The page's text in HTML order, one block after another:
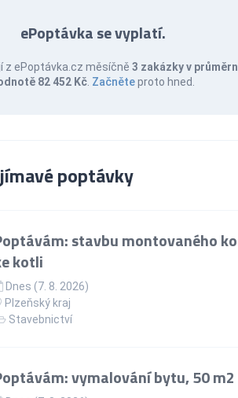
ePoptávka se vyplatí.
z ePoptávka.cz měsíčně 3 zakázky v
82 452 Kč Začněteproto hned.
poptávky
stavbu montovaného
kotli
Dnes (7. 8. 2026)
Plzeňský kraj
Stavebnictví
vymalování bytu, 50 m2